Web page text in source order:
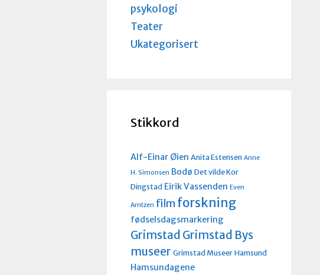
psykologi
Teater
Ukategorisert
Stikkord
Alf-Einar Øien Anita Estensen Anne
H. Simonsen Bodø Det vilde Kor
Dingstad Eirik Vassenden Even
Arntzen film forskning
fødselsdagsmarkering
Grimstad Grimstad Bys
museer Grimstad Museer Hamsund
Hamsundagene